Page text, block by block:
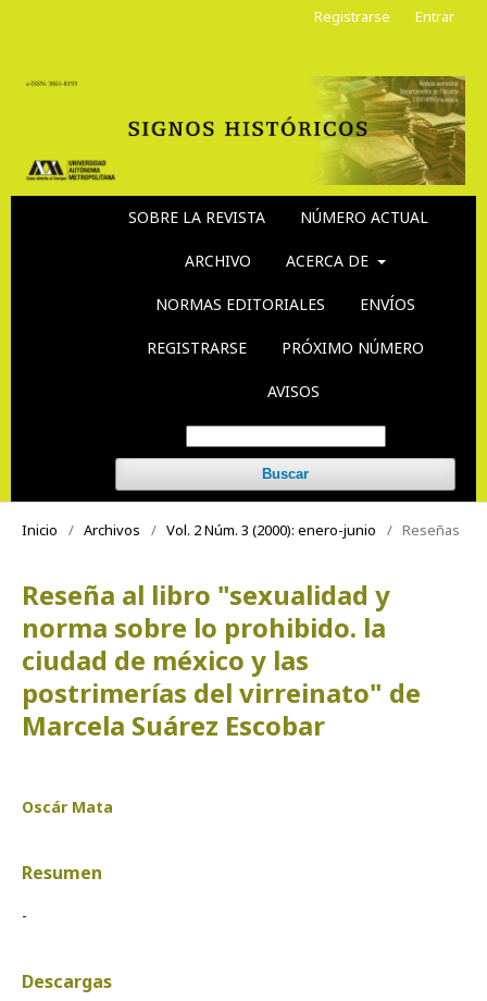
SOBRE LA REVISTA NÚMERO ACTUAL
ARCHIVO ACERCA DE
NORMAS EDITORIALES ENVÍOS
REGISTRARSE PRÓXIMO NÚMERO
AVISOS
Buscar
Registrarse Entrar
Inicio / Archivos / Vol. 2 Núm. 3 (2000): enero-junio / Reseñas
Reseña al libro "sexualidad y
norma sobre lo prohibido. la
ciudad de méxico y las
postrimerías del virreinato" de
Marcela Suárez Escobar
Oscár Mata
Resumen
-
Descargas